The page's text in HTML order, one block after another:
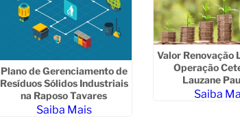
Plano de Gerenciamento de
Resíduos Sólidos Industriais
na Raposo Tavares
Saiba Mais
Valor Renovação
Operação
Lauzane
Saiba